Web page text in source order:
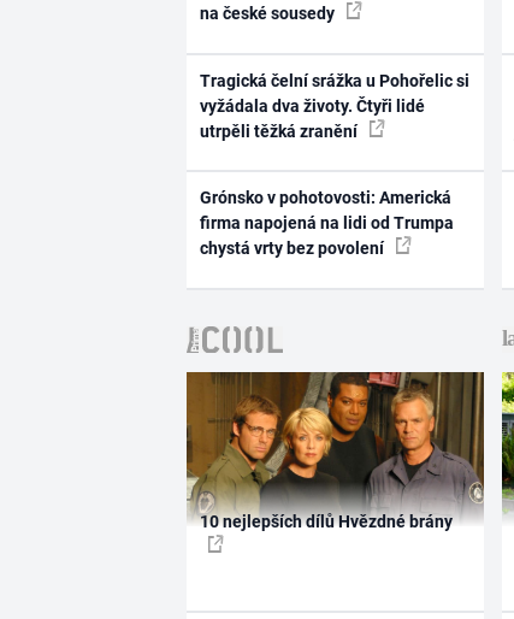
na české sousedy
Tragická čelní srážka u Pohořelic si
vyžádala dva životy. Čtyři lidé
utrpěli těžká zranění
Grónsko v pohotovosti: Americká
firma napojená na lidi od Trumpa
chystá vrty bez povolení
10 nejlepších dílů Hvězdné brány